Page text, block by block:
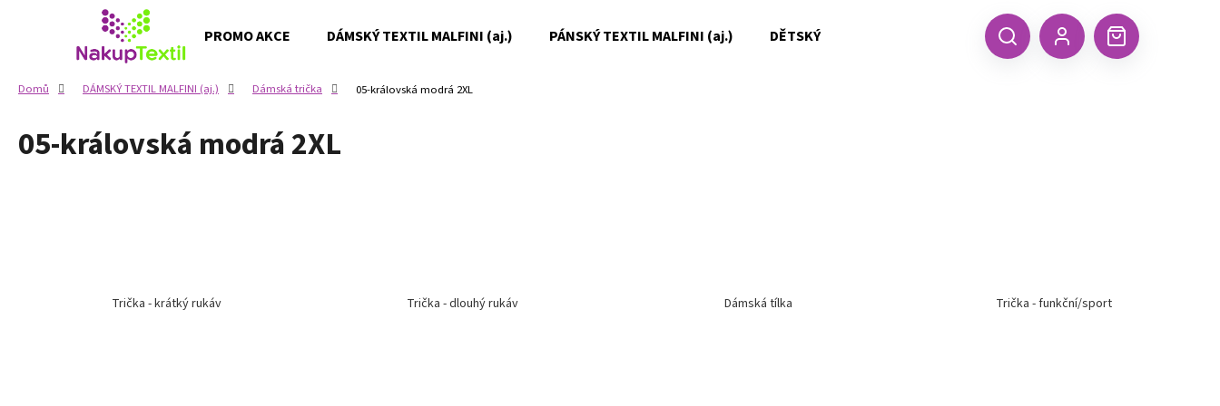
PROMO AKCE DÁMSKÝ TEXTIL MALFINI (aj.) PÁNSKÝ TEXTIL MALFINI (aj.) DĚTSKÝ TEXTIL MALFINI (aj.) ČEPICE, KŠILTOVKY, ŠÁTKY A
Hledat Nákupní
Domů DÁMSKÝ TEXTIL MALFINI (aj.) Dámská trička 05-královská modrá 2XL
05-královská modrá 2XL
Trička - krátký rukáv Trička - dlouhý rukáv Dámská tílka Trička - funkční/sport
Zpět
obchodu
Zpět
obchodu
Co potřebujete najít?